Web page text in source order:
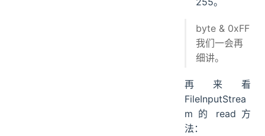
byte & 0xFF
我们一会再
细讲。
再来看
FileInputStrea
m 的 read 方
法：